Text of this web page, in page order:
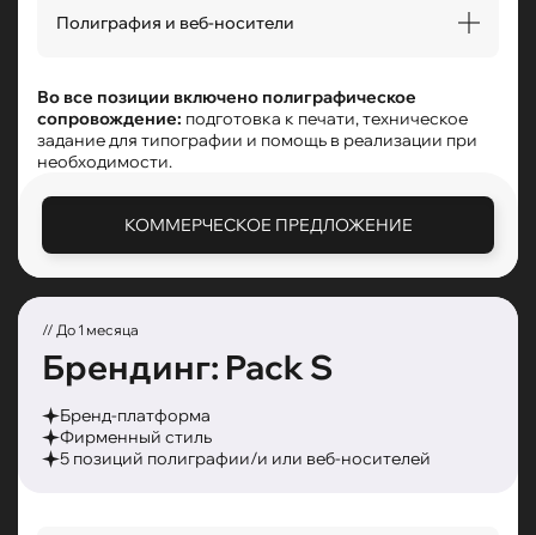
Вариации слоганов
Монограмма и другие версии логотипа
Шрифтовое решение (проверка лицензии и
подбор шрифтовой пары)
Полиграфия и веб-носители
визуализация) и/или веб-носителей фирменного
стиля
Обложки для социальных сетей (аватарки)
Фоны для социальных сетей (5 видов)
Во все позиции включено полиграфическое
сопровождение: подготовка к печати, техническое
задание для типографии и помощь в реализации при
необходимости.
КОММЕРЧЕСКОЕ ПРЕДЛОЖЕНИЕ
// До 1 месяца
Брендинг: Pack S
Бренд-платформа
Фирменный стиль
5 позиций полиграфии/и или веб-носителей